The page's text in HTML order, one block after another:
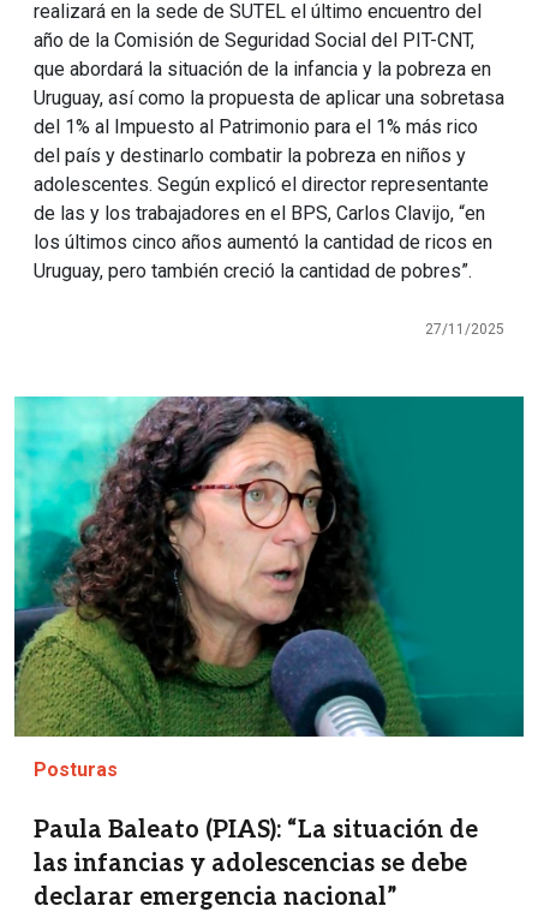
realizará en la sede de SUTEL el último encuentro del
año de la Comisión de Seguridad Social del PIT-CNT,
que abordará la situación de la infancia y la pobreza en
Uruguay, así como la propuesta de aplicar una sobretasa
del 1% al Impuesto al Patrimonio para el 1% más rico
del país y destinarlo combatir la pobreza en niños y
adolescentes. Según explicó el director representante
de las y los trabajadores en el BPS, Carlos Clavijo, “en
los últimos cinco años aumentó la cantidad de ricos en
Uruguay, pero también creció la cantidad de pobres”.
27/11/2025
Imagen
Posturas
Paula Baleato (PIAS): “La situación de
las infancias y adolescencias se debe
declarar emergencia nacional”